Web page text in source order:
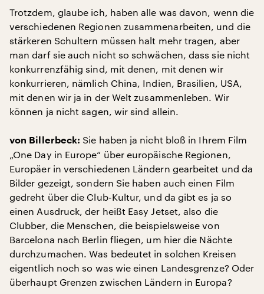
Trotzdem, glaube ich, haben alle was davon, wenn die
verschiedenen Regionen zusammenarbeiten, und die
stärkeren Schultern müssen halt mehr tragen, aber
man darf sie auch nicht so schwächen, dass sie nicht
konkurrenzfähig sind, mit denen, mit denen wir
konkurrieren, nämlich China, Indien, Brasilien, USA,
mit denen wir ja in der Welt zusammenleben. Wir
können ja nicht sagen, wir sind allein.
von Billerbeck: Sie haben ja nicht bloß in Ihrem Film
„One Day in Europe“ über europäische Regionen,
Europäer in verschiedenen Ländern gearbeitet und da
Bilder gezeigt, sondern Sie haben auch einen Film
gedreht über die Club-Kultur, und da gibt es ja so
einen Ausdruck, der heißt Easy Jetset, also die
Clubber, die Menschen, die beispielsweise von
Barcelona nach Berlin fliegen, um hier die Nächte
durchzumachen. Was bedeutet in solchen Kreisen
eigentlich noch so was wie einen Landesgrenze? Oder
überhaupt Grenzen zwischen Ländern in Europa?